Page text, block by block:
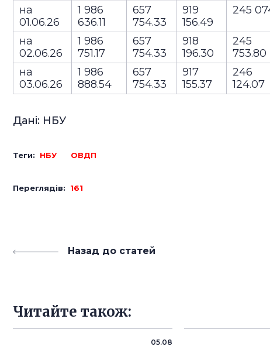
на
01.06.26
1 986
636.11
657
754.33
919
156.49
245
на
02.06.26
1 986
751.17
657
754.33
918
196.30
245
753.80
на
03.06.26
1 986
888.54
657
754.33
917
155.37
246
124.07
Дані: НБУ
Теги: НБУ ОВДП
Переглядів: 161
Назад до статей
Читайте також:
05.08